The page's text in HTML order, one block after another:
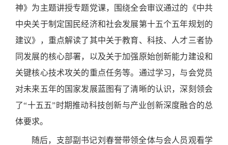
神》为主题讲授专题党课，围绕全会审议通过的《中共
中央关于制定国民经济和社会发展第十五个五年规划的
建议》，重点解读了其中关于教育、科技、人才三者协
同发展的核心部署，以及关于加强原始创新能力建设和
关键核心技术攻关的重点任务等。通过学习，与会党员
对未来五年的国家发展蓝图有了清晰的认识，深刻领会
了“十五五”时期推动科技创新与产业创新深度融合的总
体要求。
随后，支部副书记刘春誉带领全体与会人员观看学